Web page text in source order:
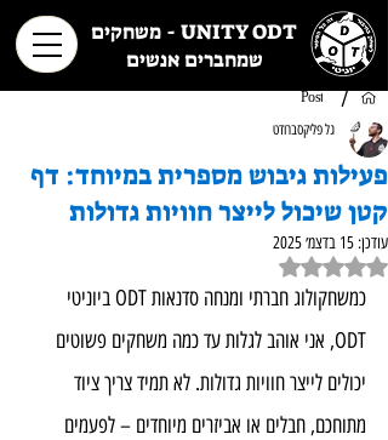
UNITY ODT - משחקים
שמחברים אנשים
/
Post
פעילות גיבוש מספרית במיוחד: דף
קטן שיכול לייצר חוויות גדולות
גל פליקסברודט
עודכן: 15 בדצמ׳ 2025
דירוג של NaN מתוך 5 כוכבים
כמשחקולוג חברתי ומנחה סדנאות ODT ביוניטי
ODT, אני אוהב לגלות עד כמה משחקים פשוטים
יכולים לייצר חוויות גדולות. לא תמיד צריך ציוד
מתוחכם, חבלים או אביזרים מיוחדים – לפעמים